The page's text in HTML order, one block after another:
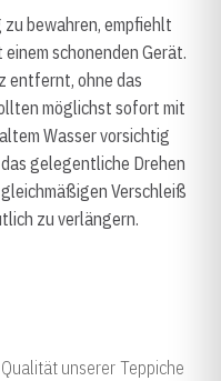
bewahren, empfiehlt
schonenden Gerät.
entfernt, ohne das
möglichst sofort mit
Wasser vorsichtig
gelegentliche Drehen
Verschleiß
zu verlängern.
unserer Teppiche